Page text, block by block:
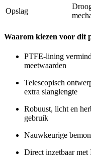
Opslag
Waarom kiezen voor dit
PTFE-lining
meetwaarden
Telescopisch
extra slanglengte
Robuust, licht en
gebruik
Nauwkeurige
Direct inzetbaar